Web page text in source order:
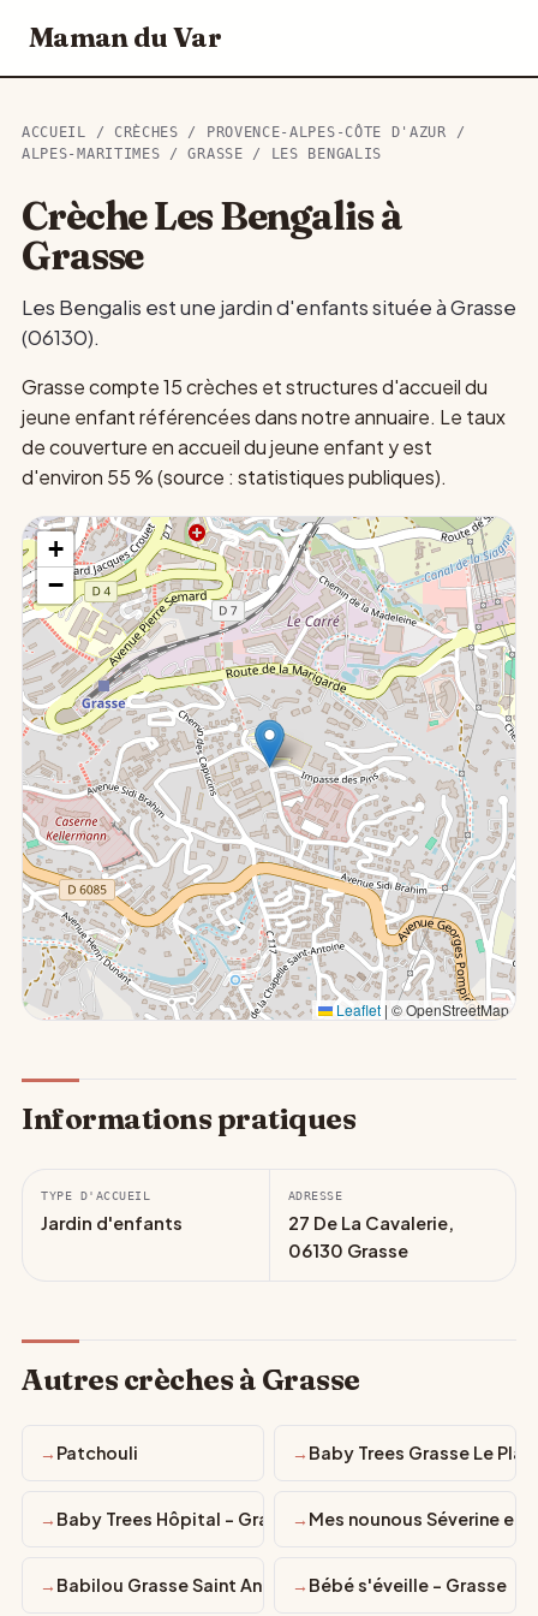
Maman du Var
ACCUEIL / CRÈCHES / PROVENCE-ALPES-CÔTE D'AZUR /
ALPES-MARITIMES /GRASSE / LES BENGALIS
Crèche Les Bengalis à
Grasse
Les Bengalis est une jardin d'enfants située à Grasse
(06130).
Grasse compte 15 crèches et structures d'accueil du
jeune enfant référencées dans notre annuaire. Le taux
de couverture en accueil du jeune enfant y est
d'environ 55 % (source : statistiques publiques).
+
−
Leaflet | © OpenStreetMap
Informations pratiques
TYPE D'ACCUEIL
Jardin d'enfants
ADRESSE
27 De La Cavalerie,
06130 Grasse
Autres crèches à Grasse
Patchouli Baby Trees Grasse Le Plan
Baby Trees Hôpital - Grasse Mes nounous Séverine et
Babilou Grasse Saint Antoine Bébé s'éveille - Grasse